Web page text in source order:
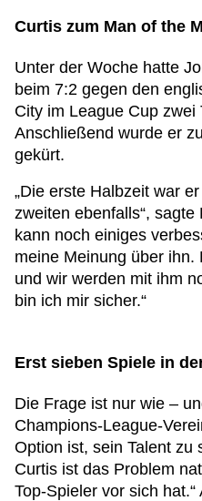
Curtis zum Man of the
Unter der Woche hatte
beim 7:2 gegen den
City im League Cup zwei
Anschließend wurde er
gekürt.
„Die erste Halbzeit war
zweiten ebenfalls“, sagte
kann noch einiges
meine Meinung über ihn.
und wir werden mit ihm
bin ich mir sicher.“
Erst sieben Spiele in
Die Frage ist nur wie –
Champions-League-
Option ist, sein Talent zu
Curtis ist das Problem
Top-Spieler vor sich